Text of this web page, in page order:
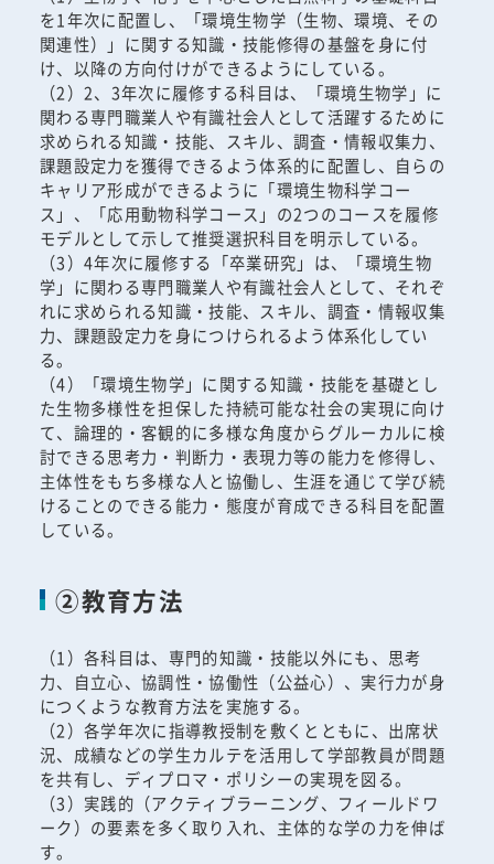
を1年次に配置し、「環境生物学（生物、環境、その
関連性）」に関する知識・技能修得の基盤を身に付
け、以降の方向付けができるようにしている。
（2）2、3年次に履修する科目は、「環境生物学」に
関わる専門職業人や有識社会人として活躍するために
求められる知識・技能、スキル、調査・情報収集力、
課題設定力を獲得できるよう体系的に配置し、自らの
キャリア形成ができるように「環境生物科学コー
ス」、「応用動物科学コース」の2つのコースを履修
モデルとして示して推奨選択科目を明示している。
（3）4年次に履修する「卒業研究」は、「環境生物
学」に関わる専門職業人や有識社会人として、それぞ
れに求められる知識・技能、スキル、調査・情報収集
力、課題設定力を身につけられるよう体系化してい
る。
（4）「環境生物学」に関する知識・技能を基礎とし
た生物多様性を担保した持続可能な社会の実現に向け
て、論理的・客観的に多様な角度からグルーカルに検
討できる思考力・判断力・表現力等の能力を修得し、
主体性をもち多様な人と協働し、生涯を通じて学び続
けることのできる能力・態度が育成できる科目を配置
している。
②教育方法
（1）各科目は、専門的知識・技能以外にも、思考
力、自立心、協調性・協働性（公益心）、実行力が身
につくような教育方法を実施する。
（2）各学年次に指導教授制を敷くとともに、出席状
況、成績などの学生カルテを活用して学部教員が問題
を共有し、ディプロマ・ポリシーの実現を図る。
（3）実践的（アクティブラーニング、フィールドワ
ーク）の要素を多く取り入れ、主体的な学の力を伸ば
す。